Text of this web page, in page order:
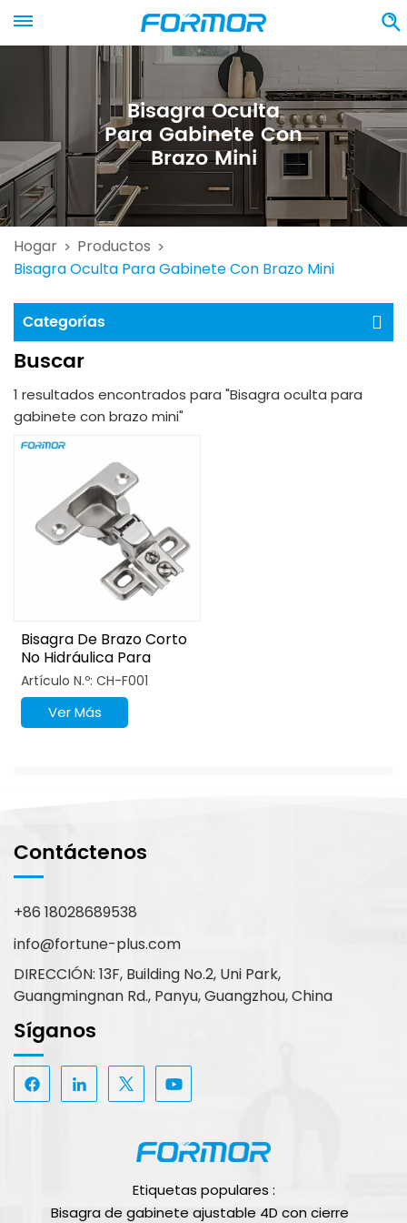
Bisagra Oculta
Para Gabinete Con
Brazo Mini
Hogar > Productos >
Bisagra Oculta Para Gabinete Con Brazo Mini
Categorías
Buscar
1 resultados encontrados para "Bisagra oculta para
gabinete con brazo mini"
Bisagra De Brazo Corto
No Hidráulica Para
Cocina. Accesorios
Para Muebles.
Artículo N.º: CH-F001
Ver Más
Contáctenos
+86 18028689538
info@fortune-plus.com
DIRECCIÓN: 13F, Building No.2, Uni Park,
Guangmingnan Rd., Panyu, Guangzhou, China
Síganos
Etiquetas populares :
Bisagra de gabinete ajustable 4D con cierre